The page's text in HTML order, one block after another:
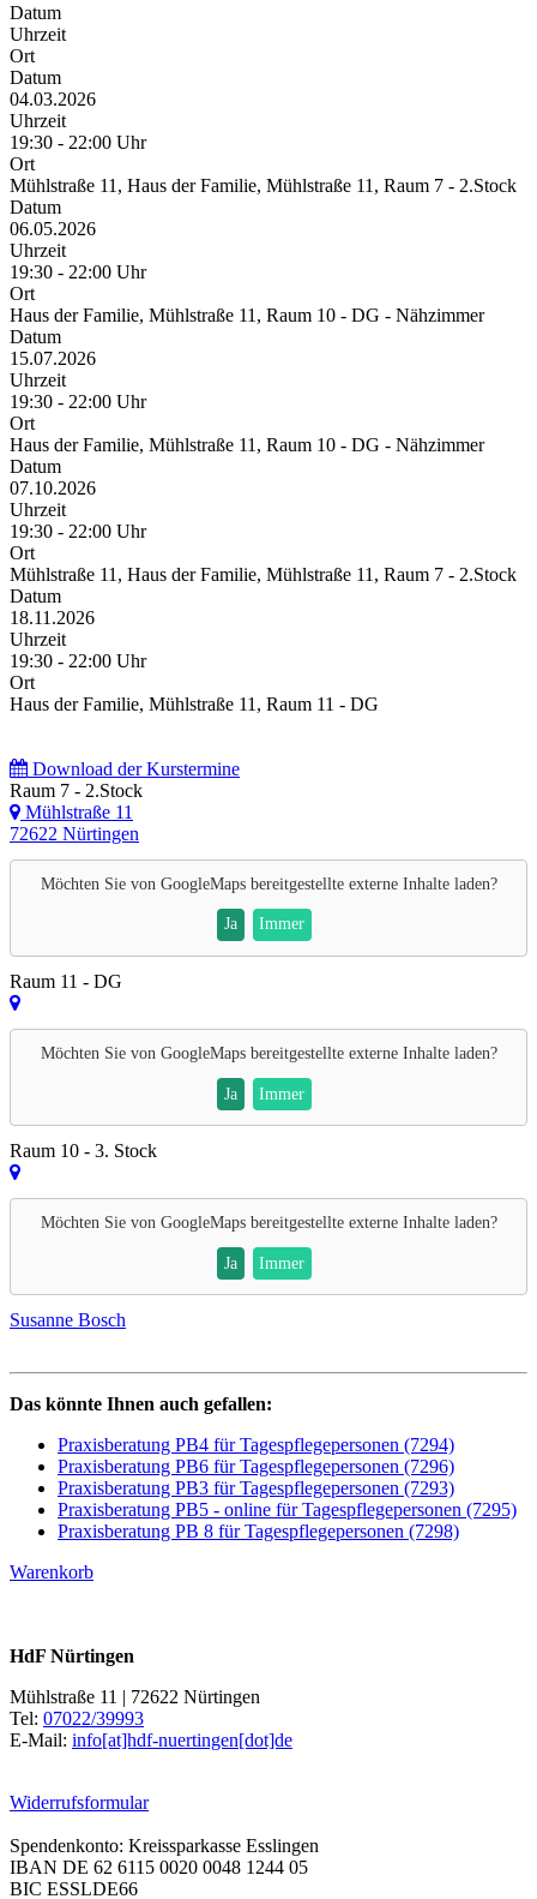
Datum
Uhrzeit
Ort
Datum
04.03.2026
Uhrzeit
19:30 - 22:00 Uhr
Ort
Mühlstraße 11, Haus der Familie, Mühlstraße 11, Raum 7 - 2.Stock
Datum
06.05.2026
Uhrzeit
19:30 - 22:00 Uhr
Ort
Haus der Familie, Mühlstraße 11, Raum 10 - DG - Nähzimmer
Datum
15.07.2026
Uhrzeit
19:30 - 22:00 Uhr
Ort
Haus der Familie, Mühlstraße 11, Raum 10 - DG - Nähzimmer
Datum
07.10.2026
Uhrzeit
19:30 - 22:00 Uhr
Ort
Mühlstraße 11, Haus der Familie, Mühlstraße 11, Raum 7 - 2.Stock
Datum
18.11.2026
Uhrzeit
19:30 - 22:00 Uhr
Ort
Haus der Familie, Mühlstraße 11, Raum 11 - DG
Download der Kurstermine
Raum 7 - 2.Stock
Mühlstraße 11
72622 Nürtingen
Möchten Sie von GoogleMapsbereitgestellte externe Inhalte laden?
Ja Immer
Raum 11 - DG
Möchten Sie von GoogleMapsbereitgestellte externe Inhalte laden?
Ja Immer
Raum 10 - 3. Stock
Möchten Sie von GoogleMapsbereitgestellte externe Inhalte laden?
Ja Immer
Susanne Bosch
Das könnte Ihnen auch gefallen:
Praxisberatung PB4 für Tagespflegepersonen (7294)
Praxisberatung PB6 für Tagespflegepersonen (7296)
Praxisberatung PB3 für Tagespflegepersonen (7293)
Praxisberatung PB5 - online für Tagespflegepersonen (7295)
Praxisberatung PB 8 für Tagespflegepersonen (7298)
Warenkorb
HdF Nürtingen
Mühlstraße 11 | 72622 Nürtingen
Tel: 07022/39993
E-Mail: info[at]hdf-nuertingen[dot]de
Widerrufsformular
Spendenkonto: Kreissparkasse Esslingen
IBAN DE 62 6115 0020 0048 1244 05
BIC ESSLDE66